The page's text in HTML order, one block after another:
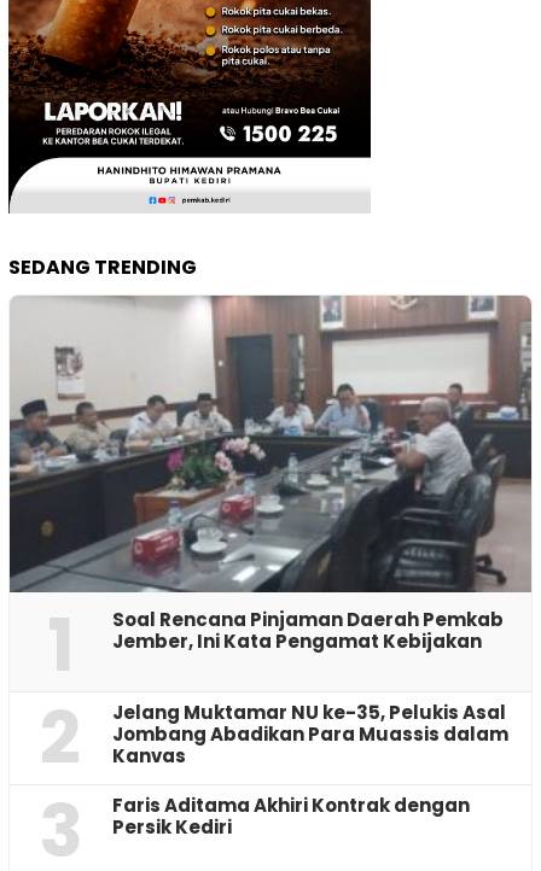
SEDANG TRENDING
1
‎Soal Rencana Pinjaman Daerah Pemkab
Jember, Ini Kata Pengamat Kebijakan ‎
2
Jelang Muktamar NU ke-35, Pelukis Asal
Jombang Abadikan Para Muassis dalam
Kanvas
3
Faris Aditama Akhiri Kontrak dengan
Persik Kediri